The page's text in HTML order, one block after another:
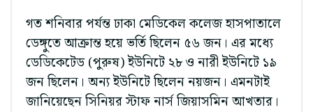
গত শনিবার পর্যন্ত ঢাকা মেডিকেল কলেজ হাসপাতালে
ডেঙ্গুতে আক্রান্ত হয়ে ভর্তি ছিলেন ৫৬ জন। এর মধ্যে
ডেডিকেটেড (পুরুষ) ইউনিটে ২৮ ও নারী ইউনিটে ১৯
জন ছিলেন। অন্য ইউনিটে ছিলেন নয়জন। এমনটাই
জানিয়েছেন সিনিয়র স্টাফ নার্স জিয়াসমিন আখতার।